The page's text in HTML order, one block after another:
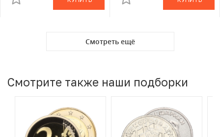
Смотреть ещё
Смотрите также наши подборки